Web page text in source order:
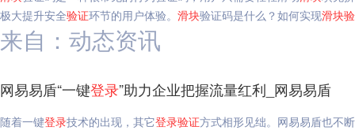
极大提升安全验证环节的用户体验。 滑块验证码是什么？如何实现滑块
来自：动态资讯
网易易盾“一键登录”助力企业把握流量红利_网易易盾
随着一键登录技术的出现，其它登录验证方式相形见绌。网易易盾也不